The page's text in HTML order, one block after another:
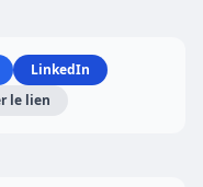
LinkedIn
le lien